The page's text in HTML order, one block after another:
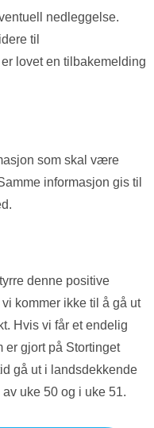
nedleggelse.
til
lovet en tilbakemelding
som skal være
informasjon gis til
denne positive
kommer ikke til å gå ut
Hvis vi får et endelig
er gjort på Stortinget
gå ut i landsdekkende
uke 50 og i uke 51.